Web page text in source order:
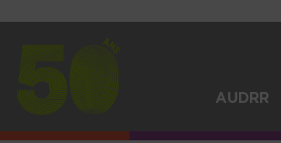
NAVIGATION
AUDRR